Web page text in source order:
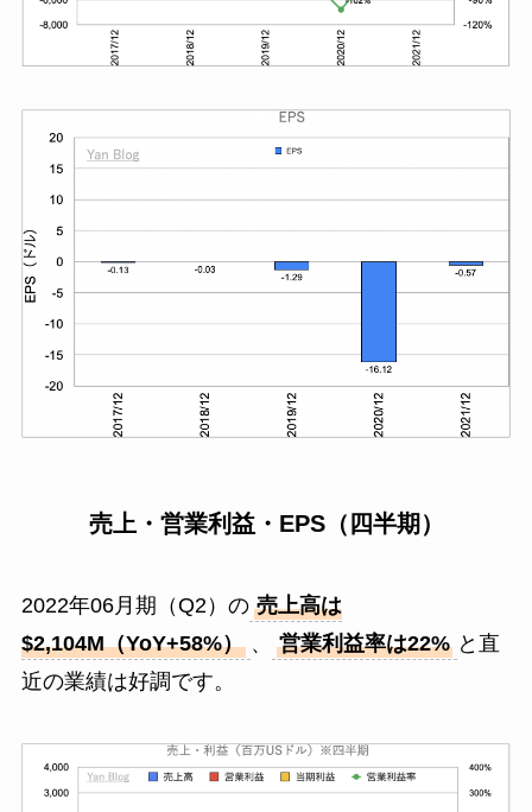
売上・営業利益・EPS（四半期）
2022年06月期（Q2）の 売上高は
$2,104M（YoY+58%） 、 営業利益率は22% と直
近の業績は好調です。